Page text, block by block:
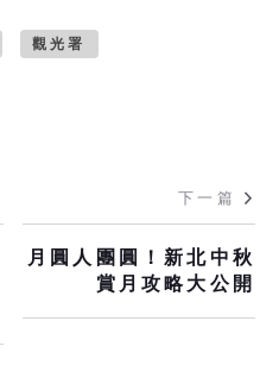
觀光署
下一篇
月圓人團圓！新北中秋
賞月攻略大公開